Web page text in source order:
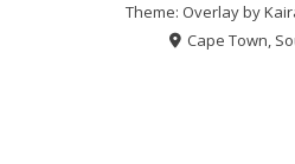
Theme: Overlay by
Cape Town,